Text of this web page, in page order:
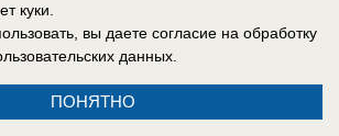
СМИ: ЭЛ № ФС 77 – 86242, выдано
куки.
вы даете согласие на обработку
данных.
ПОНЯТНО